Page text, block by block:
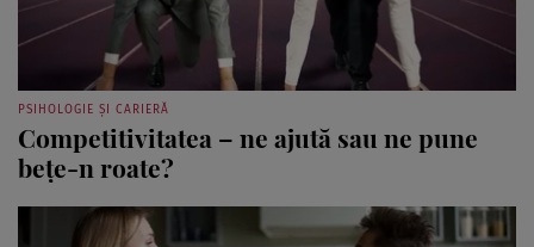
PSIHOLOGIE ȘI CARIERĂ
Competitivitatea – ne ajută sau ne pune
bețe-n roate?